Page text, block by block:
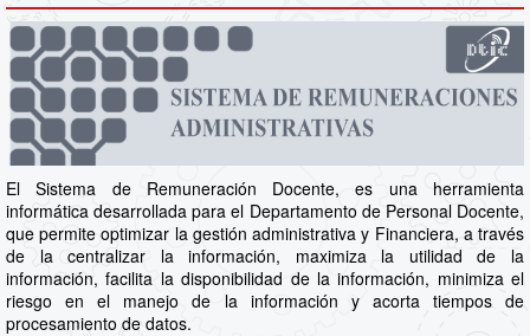
El Sistema de Remuneración Docente, es una herramienta
informática desarrollada para el Departamento de Personal Docente,
que permite optimizar la gestión administrativa y Financiera, a través
de la centralizar la información, maximiza la utilidad de la
información, facilita la disponibilidad de la información, minimiza el
riesgo en el manejo de la información y acorta tiempos de
procesamiento de datos.